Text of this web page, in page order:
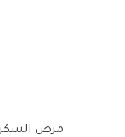
مرض